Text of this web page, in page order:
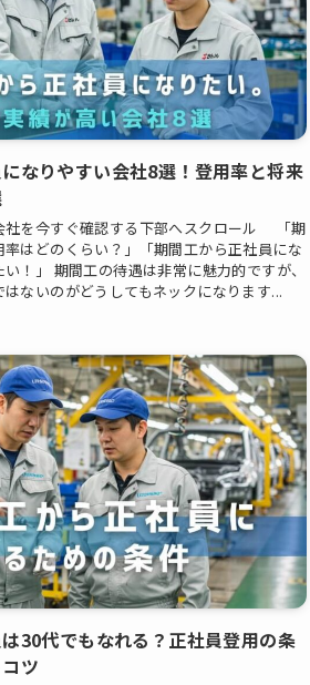
なりやすい会社8選！登用率と将来
社を今すぐ確認する下部へスクロール 「期
はどのくらい？」「期間工から正社員にな
！」 期間工の待遇は非常に魅力的ですが、
ないのがどうしてもネックになります...
30代でもなれる？正社員登用の条
ツ